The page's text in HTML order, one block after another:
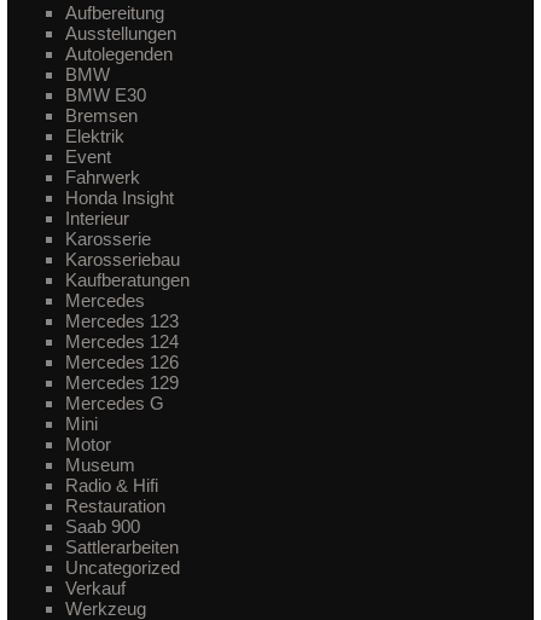
Aufbereitung
Ausstellungen
Autolegenden
BMW
BMW E30
Bremsen
Elektrik
Event
Fahrwerk
Honda Insight
Interieur
Karosserie
Karosseriebau
Kaufberatungen
Mercedes
Mercedes 123
Mercedes 124
Mercedes 126
Mercedes 129
Mercedes G
Mini
Motor
Museum
Radio & Hifi
Restauration
Saab 900
Sattlerarbeiten
Uncategorized
Verkauf
Werkzeug